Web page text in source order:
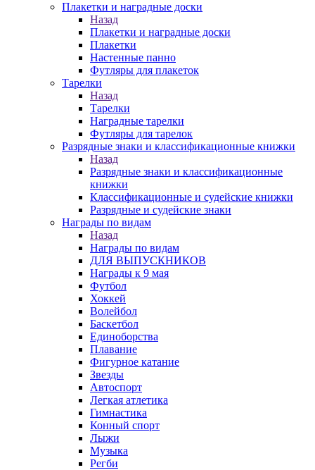
Плакетки и наградные доски
Назад
Плакетки и наградные доски
Плакетки
Настенные панно
Футляры для плакеток
Тарелки
Назад
Тарелки
Наградные тарелки
Футляры для тарелок
Разрядные знаки и классификационные книжки
Назад
Разрядные знаки и классификационные
книжки
Классификационные и судейские книжки
Разрядные и судейские знаки
Награды по видам
Назад
Награды по видам
ДЛЯ ВЫПУСКНИКОВ
Награды к 9 мая
Футбол
Хоккей
Волейбол
Баскетбол
Единоборства
Плавание
Фигурное катание
Звезды
Автоспорт
Легкая атлетика
Гимнастика
Конный спорт
Лыжи
Музыка
Регби